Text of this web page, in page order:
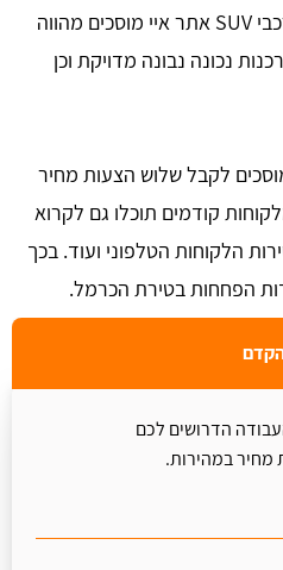
פחחות עבור רכב יוקרתי כמו רכבי SUV אתר איי מוסכים מהווה
נכונה נבונה מדויקת וכן
לקבל שלוש הצעות מחיר
קודמים תוכלו גם לקרוא
הלקוחות הטלפוני ועוד. בכך
הפחחות בטירת הכרמל.
הדרושים לכם
מחיר במהירות.